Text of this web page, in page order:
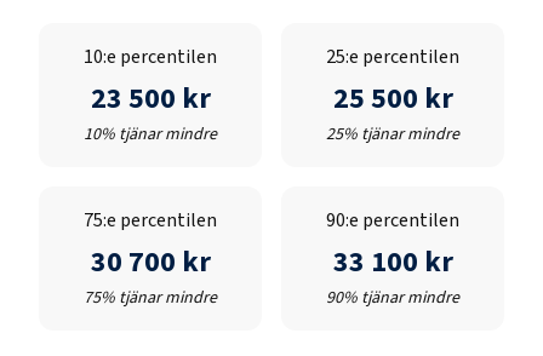
10:e percentilen
23 500 kr
10% tjänar mindre
25:e percentilen
25 500 kr
25% tjänar mindre
75:e percentilen
30 700 kr
75% tjänar mindre
90:e percentilen
33 100 kr
90% tjänar mindre